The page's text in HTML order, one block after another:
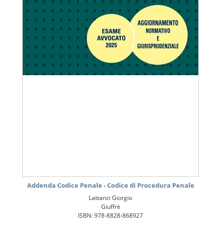
Addenda Codice Penale - Codice di Procedura Penale
Lattanzi Giorgio
Giuffrè
ISBN: 978-8828-868927